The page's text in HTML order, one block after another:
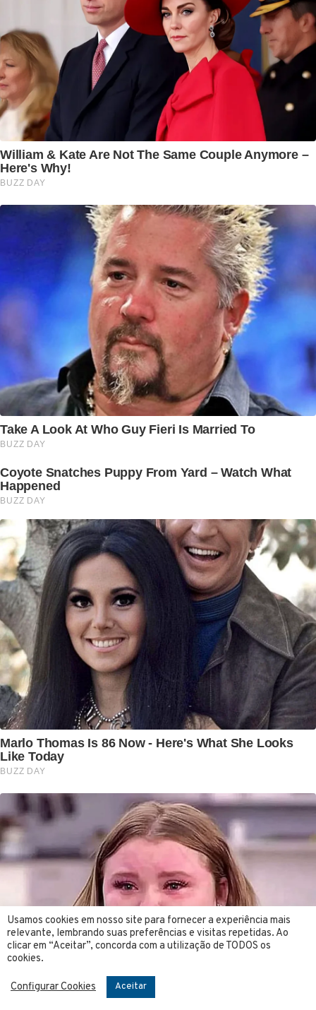
Usamos cookies em nosso site para fornecer a experiência mais
relevante, lembrando suas preferências e visitas repetidas. Ao
clicar em “Aceitar”, concorda com a utilização de TODOS os
cookies.
Configurar Cookies Aceitar